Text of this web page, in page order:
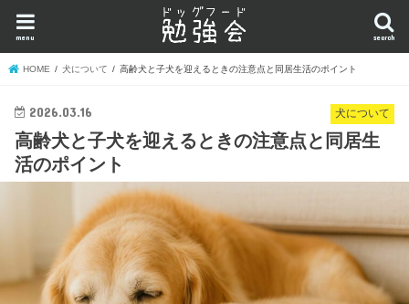
search
menu
HOME 犬について 高齢犬と子犬を迎えるときの注意点と同居生活のポイント
犬について
2026.03.16
高齢犬と子犬を迎えるときの注意点と同居生
活のポイント